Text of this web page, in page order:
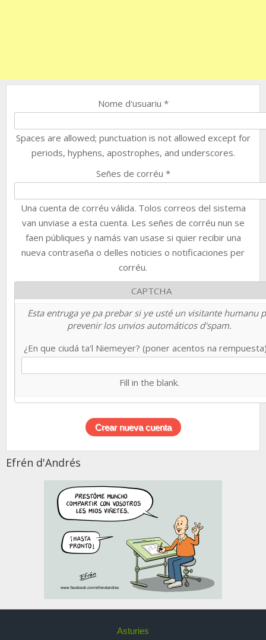
Nome d'usuariu *
Spaces are allowed; punctuation is not allowed except for
periods, hyphens, apostrophes, and underscores.
Señes de corréu *
Una cuenta de corréu válida. Tolos correos del sistema
van unviase a esta cuenta. Les señes de corréu nun se
faen públiques y namás van usase si quier recibir una
nueva contraseña o delles noticies o notificaciones per
corréu.
CAPTCHA
Esta entruga ye pa prebar si ye usté un visitante humanu
prevenir los unvios automáticos d'spam.
¿En que ciudá ta'l Niemeyer? (poner acentos na
Fill in the blank.
Efrén d'Andrés
Asturies